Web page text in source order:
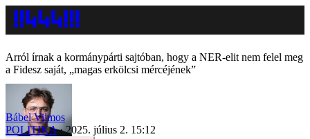
Arról írnak a kormánypárti sajtóban, hogy a NER-elit nem felel meg
a Fidesz saját, „magas erkölcsi mércéjének”
Bábel Vilmos
POLITIKA
2025. július 2. 15:12